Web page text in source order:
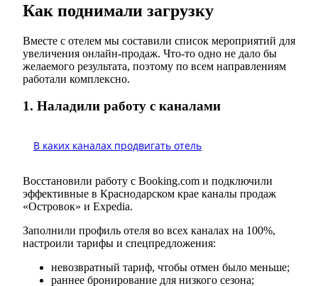
Как поднимали загрузку
Вместе с отелем мы составили список мероприятий для
увеличения онлайн-продаж. Что-то одно не дало бы
желаемого результата, поэтому по всем направлениям
работали комплексно.
1. Наладили работу с каналами
В каких каналах продвигать отель
Восстановили работу с Booking.com и подключили
эффективные в Краснодарском крае каналы продаж
«Островок» и Expedia.
Заполнили профиль отеля во всех каналах на 100%,
настроили тарифы и спецпредложения:
невозвратный тариф, чтобы отмен было меньше;
раннее бронирование для низкого сезона;